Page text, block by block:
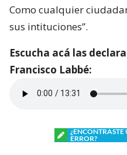
Como cualquier
sus intituciones”.
Escucha acá las
Francisco Labbé:
¿ENCONTRASTE
ERROR?